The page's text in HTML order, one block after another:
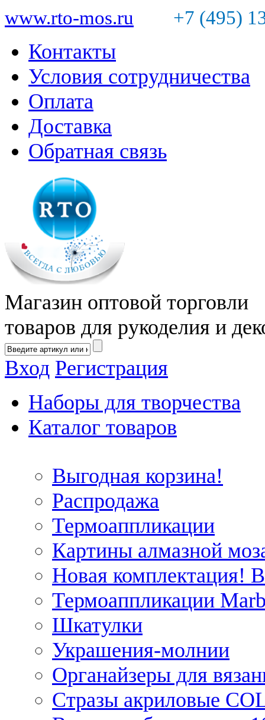
www.rto-mos.ru +7 (495)
Контакты
Условия сотрудничества
Оплата
Доставка
Обратная связь
Магазин оптовой торговли
товаров для рукоделия и
Вход Регистрация
Наборы для творчества
Каталог товаров
Выгодная корзина!
Распродажа
Термоаппликации
Картины алмазной
Новая комплектация!
Термоаппликации
Шкатулки
Украшения-молнии
Органайзеры для
Стразы акриловые